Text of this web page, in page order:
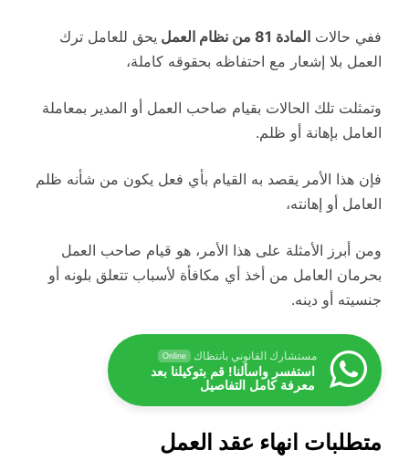
ففي حالات المادة 81 من نظام العمل
يحق للعامل ترك
العمل بلا إشعار مع احتفاظه بحقوقه كاملة،
وتمثلت تلك الحالات بقيام صاحب العمل أو المدير بمعاملة
العامل بإهانة أو ظلم.
فإن هذا الأمر يقصد به القيام بأي فعل يكون من شأنه ظلم
العامل أو إهانته،
ومن أبرز الأمثلة على هذا الأمر، هو قيام صاحب العمل
بحرمان العامل من أخذ أي مكافأة لأسباب تتعلق بلونه أو
جنسيته أو دينه.
مستشارك القانوني بانتظاك Online
استفسر واسألنا! قم بتوكيلنا بعد
معرفة كامل التفاصيل
متطلبات انهاء عقد العمل